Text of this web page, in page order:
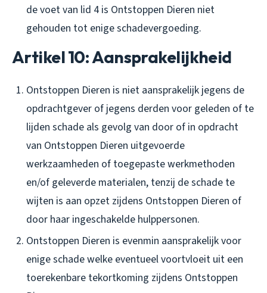
de voet van lid 4 is Ontstoppen Dieren niet
gehouden tot enige schadevergoeding.
Artikel 10: Aansprakelijkheid
Ontstoppen Dieren is niet aansprakelijk jegens de
opdrachtgever of jegens derden voor geleden of te
lijden schade als gevolg van door of in opdracht
van Ontstoppen Dieren uitgevoerde
werkzaamheden of toegepaste werkmethoden
en/of geleverde materialen, tenzij de schade te
wijten is aan opzet zijdens Ontstoppen Dieren of
door haar ingeschakelde hulppersonen.
Ontstoppen Dieren is evenmin aansprakelijk voor
enige schade welke eventueel voortvloeit uit een
toerekenbare tekortkoming zijdens Ontstoppen